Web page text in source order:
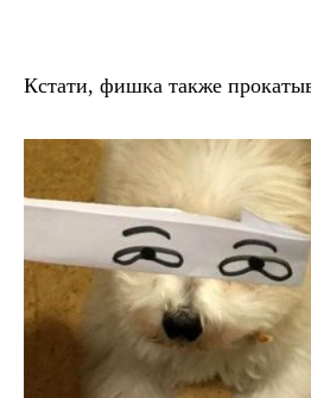
Кстати, фишка также